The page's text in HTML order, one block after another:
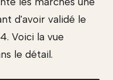
d'avoir validé le
Voici la vue
le détail.